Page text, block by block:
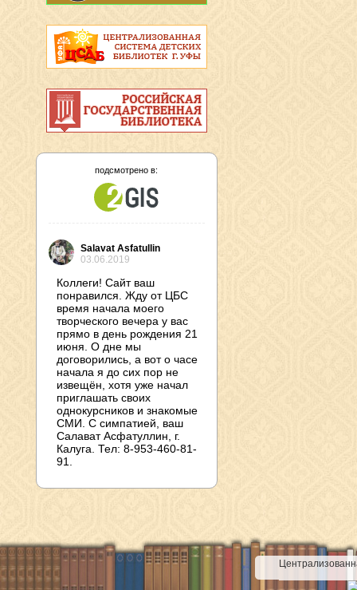
подсмотрено в:
Salavat Asfatullin
03.06.2019
Коллеги! Сайт ваш
понравился. Жду от ЦБС
время начала моего
творческого вечера у вас
прямо в день рождения 21
июня. О дне мы
договорились, а вот о часе
начала я до сих пор не
извещён, хотя уже начал
приглашать своих
однокурсников и знакомые
СМИ. С симпатией, ваш
Салават Асфатуллин, г.
Калуга. Тел: 8-953-460-81-
91.